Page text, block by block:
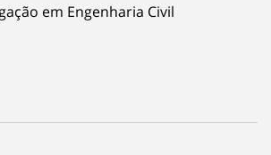
em Engenharia Civil